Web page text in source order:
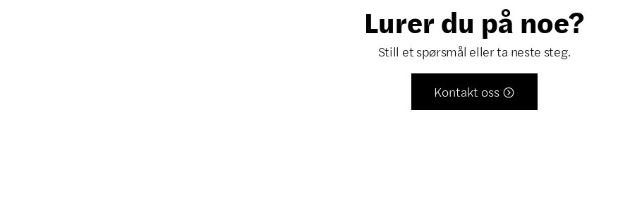
Lurer du på noe?
Still et spørsmål eller ta neste steg.
Kontakt oss 